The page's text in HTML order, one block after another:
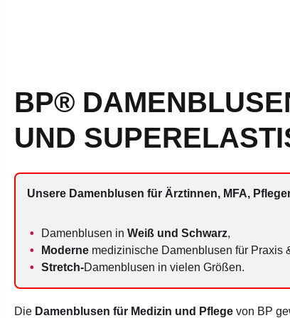
BP®
UND
Unsere Damenblusen für Ärztinnen, MFA,
Damenblusen in Weiß und Schwarz,
Moderne medizinische Damenblusen für Praxis
Stretch-Damenblusen in vielen Größen.
Die Damenblusen für Medizin und Pflege von BP